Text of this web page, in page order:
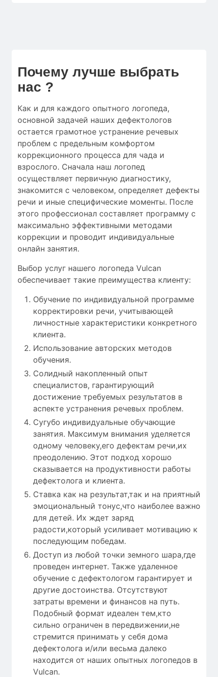
Почему лучше выбрать
нас ?
Как и для каждого опытного логопеда,
основной задачей наших дефектологов
остается грамотное устранение речевых
проблем с предельным комфортом
коррекционного процесса для чада и
взрослого. Сначала наш логопед
осуществляет первичную диагностику,
знакомится с человеком, определяет дефекты
речи и иные специфические моменты. После
этого профессионал составляет программу с
максимально эффективными методами
коррекции и проводит индивидуальные
онлайн занятия.
Выбор услуг нашего логопеда Vulcan
обеспечивает такие преимущества клиенту:
Обучение по индивидуальной программе
корректировки речи, учитывающей
личностные характеристики конкретного
клиента.
Использование авторских методов
обучения.
Солидный накопленный опыт
специалистов, гарантирующий
достижение требуемых результатов в
аспекте устранения речевых проблем.
Сугубо индивидуальные обучающие
занятия. Максимум внимания уделяется
одному человеку,его дефектам речи,их
преодолению. Этот подход хорошо
сказывается на продуктивности работы
дефектолога и клиента.
Ставка как на результат,так и на приятный
эмоциональный тонус,что наиболее важно
для детей. Их ждет заряд
радости,который усиливает мотивацию к
последующим победам.
Доступ из любой точки земного шара,где
проведен интернет. Также удаленное
обучение с дефектологом гарантирует и
другие достоинства. Отсутствуют
затраты времени и финансов на путь.
Подобный формат идеален тем,кто
сильно ограничен в передвижении,не
стремится принимать у себя дома
дефектолога и/или весьма далеко
находится от наших опытных логопедов в
Vulcan.